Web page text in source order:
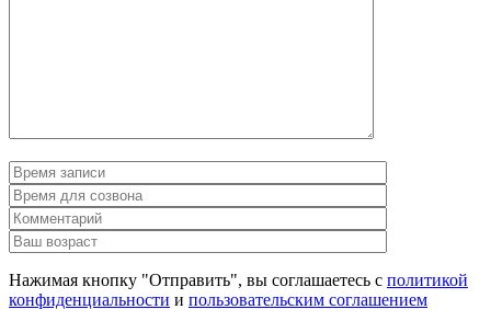
Нажимая кнопку "Отправить", вы соглашаетесь с политикой
конфиденциальности и пользовательским соглашением